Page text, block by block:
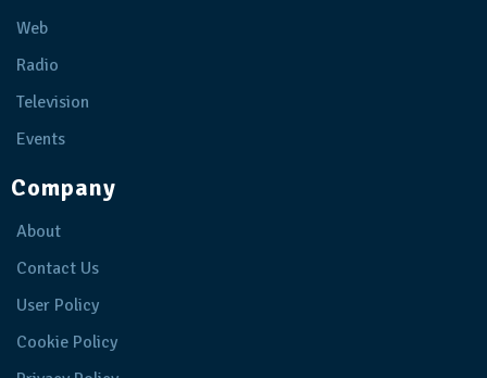
Web
Radio
Television
Events
Company
About
Contact Us
User Policy
Cookie Policy